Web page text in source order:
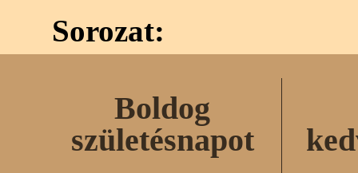
Sorozat:
Boldog
születésnapot